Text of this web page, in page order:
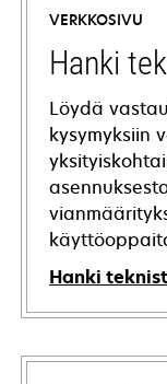
VERKKOSIVU
Hanki
Löydä
kysymyksiin
Hanki
opens
in